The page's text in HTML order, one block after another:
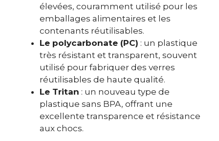
élevées, couramment utilisé pour les
emballages alimentaires et les
contenants réutilisables.
Le polycarbonate (PC) : un plastique
très résistant et transparent, souvent
utilisé pour fabriquer des verres
réutilisables de haute qualité.
Le Tritan : un nouveau type de
plastique sans BPA, offrant une
excellente transparence et résistance
aux chocs.